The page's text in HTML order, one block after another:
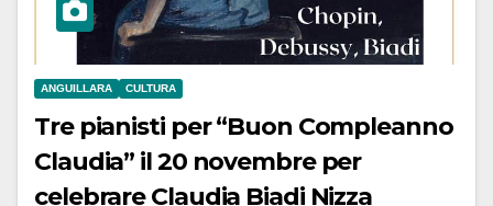
ANGUILLARA CULTURA
Tre pianisti per “Buon Compleanno
Claudia” il 20 novembre per
celebrare Claudia Biadi Nizza